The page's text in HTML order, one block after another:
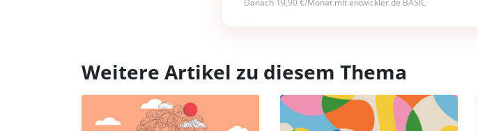
Danach 19,90 €/Monat mit entwickler.de BASIC
Weitere Artikel zu diesem Thema